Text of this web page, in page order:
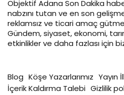
Objektif Adana Son Dakika
nabzını tutan ve en son
reklamsız ve ticari amaç
Gündem, siyaset, ekonomi,
etkinlikler ve daha fazlası için
Blog Köşe Yazarlarımız Yayın
İçerik Kaldırma Talebi Gizlilik